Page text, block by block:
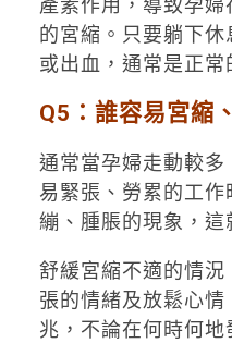
產素作用，導致孕
的宮縮。只要躺下
或出血，通常是正常
Q5：誰容易宮縮
通常當孕婦走動較
易緊張、勞累的工
繃、腫脹的現象，這
舒緩宮縮不適的情
張的情緒及放鬆心
兆，不論在何時何